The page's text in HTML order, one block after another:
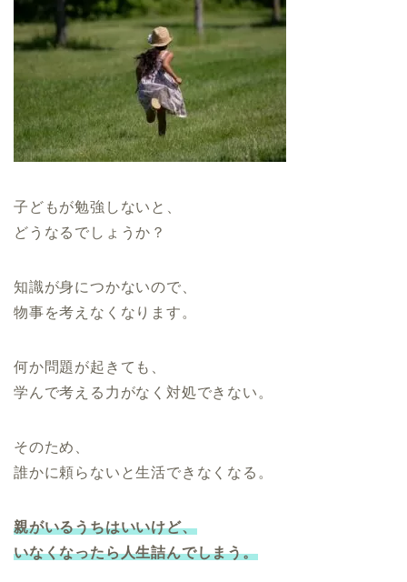
子どもが勉強しないと、
どうなるでしょうか？
知識が身につかないので、
物事を考えなくなります。
何か問題が起きても、
学んで考える力がなく対処できない。
そのため、
誰かに頼らないと生活できなくなる。
親がいるうちはいいけど、
いなくなったら人生詰んでしまう。